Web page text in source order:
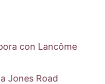
con Lancôme
Jones Road